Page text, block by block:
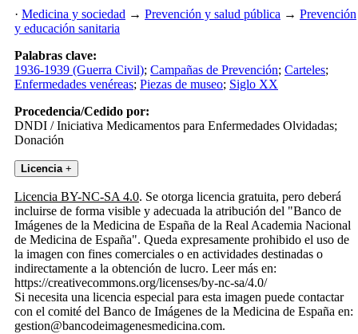
· Medicina y sociedad → Prevención y salud pública → Prevención
y educación sanitaria
Palabras clave:
1936-1939 (Guerra Civil); Campañas de Prevención; Carteles;
Enfermedades venéreas; Piezas de museo; Siglo XX
Procedencia/Cedido por:
DNDI / Iniciativa Medicamentos para Enfermedades Olvidadas;
Donación
Licencia +
Licencia BY-NC-SA 4.0. Se otorga licencia gratuita, pero deberá
incluirse de forma visible y adecuada la atribución del "Banco de
Imágenes de la Medicina de España de la Real Academia Nacional
de Medicina de España". Queda expresamente prohibido el uso de
la imagen con fines comerciales o en actividades destinadas o
indirectamente a la obtención de lucro. Leer más en:
https://creativecommons.org/licenses/by-nc-sa/4.0/
Si necesita una licencia especial para esta imagen puede contactar
con el comité del Banco de Imágenes de la Medicina de España en:
gestion@bancodeimagenesmedicina.com.